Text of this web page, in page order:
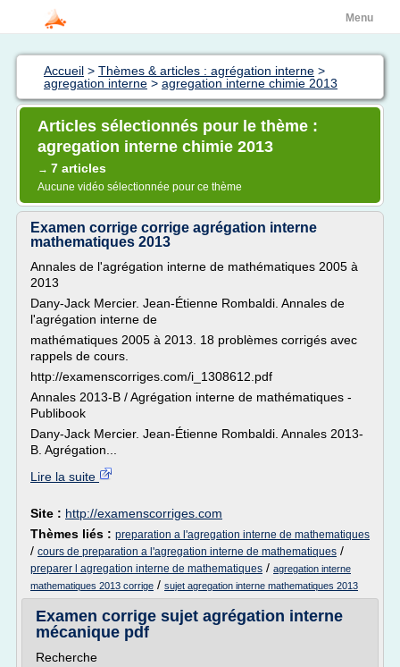
Menu
Accueil > Thèmes & articles : agrégation interne >
agregation interne > agregation interne chimie 2013
Articles sélectionnés pour le thème :
agregation interne chimie 2013
→ 7 articles
Aucune vidéo sélectionnée pour ce thème
Examen corrige corrige agrégation interne
mathematiques 2013
Annales de l'agrégation interne de mathématiques 2005 à
2013
Dany-Jack Mercier. Jean-Étienne Rombaldi. Annales de
l'agrégation interne de
mathématiques 2005 à 2013. 18 problèmes corrigés avec
rappels de cours.
http://examenscorriges.com/i_1308612.pdf
Annales 2013-B / Agrégation interne de mathématiques -
Publibook
Dany-Jack Mercier. Jean-Étienne Rombaldi. Annales 2013-
B. Agrégation...
Lire la suite
Site : http://examenscorriges.com
Thèmes liés : preparation a l'agregation interne de mathematiques
/ cours de preparation a l'agregation interne de mathematiques /
preparer l agregation interne de mathematiques / agregation interne
mathematiques 2013 corrige / sujet agregation interne mathematiques 2013
Examen corrige sujet agrégation interne
mécanique pdf
Recherche